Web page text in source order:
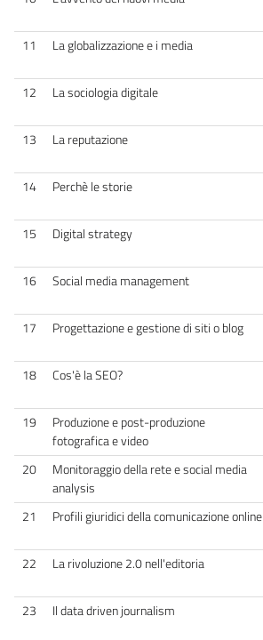
11
La globalizzazione e i media
12
La sociologia digitale
13
La reputazione
14
Perchè le storie
15
Digital strategy
16
Social media management
17
Progettazione e gestione di siti o blog
18
Cos'è la SEO?
19
Produzione e post-produzione
fotografica e video
20
Monitoraggio della rete e social media
analysis
21
Profili giuridici della comunicazione online
22
La rivoluzione 2.0 nell'editoria
23
Il data driven journalism